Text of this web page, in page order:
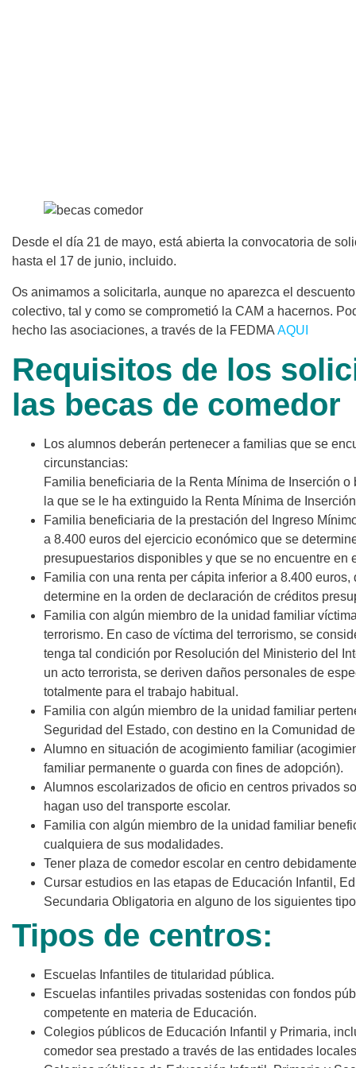
Desde el día 21 de mayo, está abierta la convocatoria de
hasta el 17 de junio, incluido.
Os animamos a solicitarla, aunque no aparezca el
colectivo, tal y como se comprometió la CAM a hacernos.
hecho las asociaciones, a través de la FEDMA AQUI
Requisitos de los
las becas de comedor
Los alumnos deberán pertenecer a familias que se
circunstancias:
Familia beneficiaria de la Renta Mínima de Inserción
la que se le ha extinguido la Renta Mínima de
Familia beneficiaria de la prestación del Ingreso
a 8.400 euros del ejercicio económico que se
presupuestarios disponibles y que se no encuentre en
Familia con una renta per cápita inferior a 8.400
determine en la orden de declaración de créditos
Familia con algún miembro de la unidad familiar
terrorismo. En caso de víctima del terrorismo, se
tenga tal condición por Resolución del Ministerio del
un acto terrorista, se deriven daños personales de
totalmente para el trabajo habitual.
Familia con algún miembro de la unidad familiar
Seguridad del Estado, con destino en la Comunidad
Alumno en situación de acogimiento familiar
familiar permanente o guarda con fines de adopción).
Alumnos escolarizados de oficio en centros privados
hagan uso del transporte escolar.
Familia con algún miembro de la unidad familiar
cualquiera de sus modalidades.
Tener plaza de comedor escolar en centro
Cursar estudios en las etapas de Educación Infantil,
Secundaria Obligatoria en alguno de los siguientes
Tipos de centros:
Escuelas Infantiles de titularidad pública.
Escuelas infantiles privadas sostenidas con fondos
competente en materia de Educación.
Colegios públicos de Educación Infantil y Primaria,
comedor sea prestado a través de las entidades